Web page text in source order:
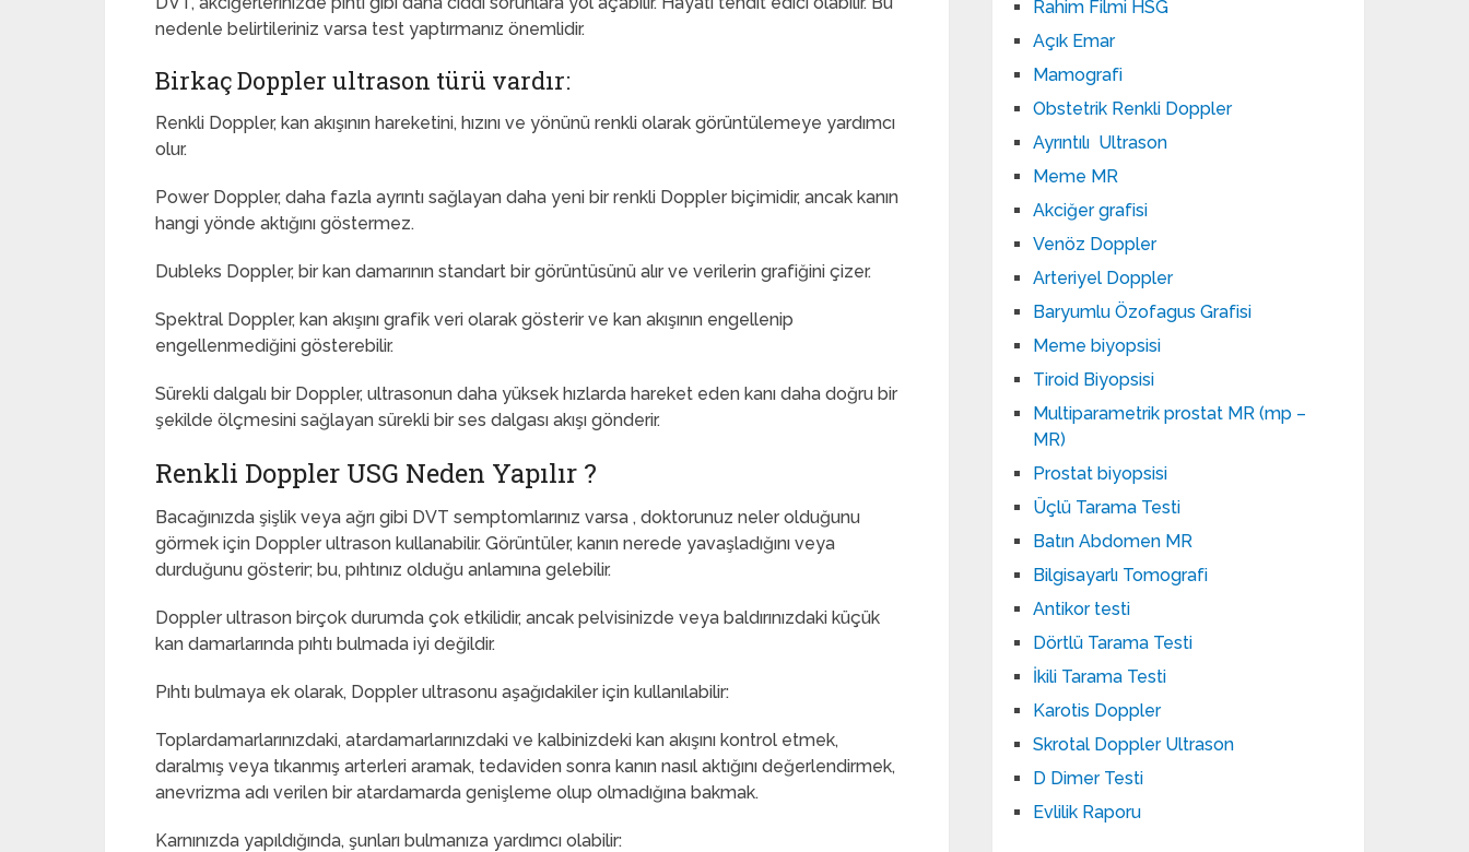
nedenle belirtileriniz varsa test yaptırmanız önemlidir.
Birkaç Doppler ultrason türü vardır:
Renkli Doppler, kan akışının hareketini, hızını ve yönünü renkli olarak görüntülemeye yardımcı
olur.
Power Doppler, daha fazla ayrıntı sağlayan daha yeni bir renkli Doppler biçimidir, ancak kanın
hangi yönde aktığını göstermez.
Dubleks Doppler, bir kan damarının standart bir görüntüsünü alır ve verilerin grafiğini çizer.
Spektral Doppler, kan akışını grafik veri olarak gösterir ve kan akışının engellenip
engellenmediğini gösterebilir.
Sürekli dalgalı bir Doppler, ultrasonun daha yüksek hızlarda hareket eden kanı daha doğru bir
şekilde ölçmesini sağlayan sürekli bir ses dalgası akışı gönderir.
Renkli Doppler USG Neden Yapılır ?
Bacağınızda şişlik veya ağrı gibi DVT semptomlarınız varsa , doktorunuz neler olduğunu
görmek için Doppler ultrason kullanabilir. Görüntüler, kanın nerede yavaşladığını veya
durduğunu gösterir; bu, pıhtınız olduğu anlamına gelebilir.
Doppler ultrason birçok durumda çok etkilidir, ancak pelvisinizde veya baldırınızdaki küçük
kan damarlarında pıhtı bulmada iyi değildir.
Pıhtı bulmaya ek olarak, Doppler ultrasonu aşağıdakiler için kullanılabilir:
Toplardamarlarınızdaki, atardamarlarınızdaki ve kalbinizdeki kan akışını kontrol etmek,
daralmış veya tıkanmış arterleri aramak, tedaviden sonra kanın nasıl aktığını değerlendirmek,
anevrizma adı verilen bir atardamarda genişleme olup olmadığına bakmak.
Karnınızda yapıldığında, şunları bulmanıza yardımcı olabilir:
Rahim Filmi HSG
Açık Emar
Mamografi
Obstetrik Renkli Doppler
Ayrıntılı Ultrason
Meme MR
Akciğer grafisi
Venöz Doppler
Arteriyel Doppler
Baryumlu Özofagus Grafisi
Meme biyopsisi
Tiroid Biyopsisi
Multiparametrik prostat MR (mp –
MR)
Prostat biyopsisi
Üçlü Tarama Testi
Batın Abdomen MR
Bilgisayarlı Tomografi
Antikor testi
Dörtlü Tarama Testi
İkili Tarama Testi
Karotis Doppler
Skrotal Doppler Ultrason​
D Dimer Testi
Evlilik Raporu